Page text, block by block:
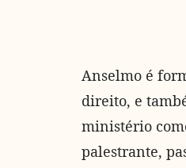
Anselmo é
direito, e
ministério
palestrante,